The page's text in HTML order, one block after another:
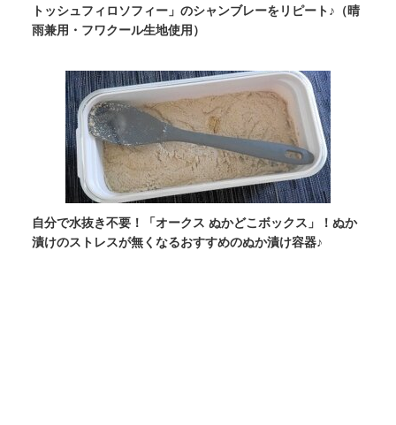
トッシュフィロソフィー」のシャンブレーをリピート♪（晴
雨兼用・フワクール生地使用）
自分で水抜き不要！「オークス ぬかどこボックス」！ぬか
漬けのストレスが無くなるおすすめのぬか漬け容器♪